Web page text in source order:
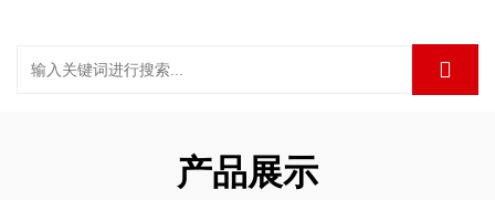
产品展示